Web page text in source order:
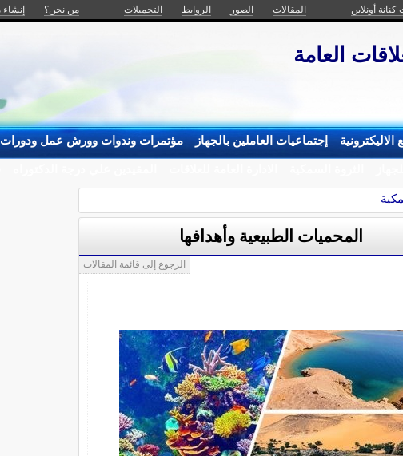
كنانة أونلاين المقالات الصور الروابط التحميلات من نحن؟
العامة
إجتماعيات العاملين بالجهاز مؤتمرات وندوات وورش عمل ودورات
المحميات الطبيعية وأهدافها
الرجوع إلى قائمة المقالات